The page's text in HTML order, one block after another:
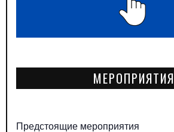
МЕРОПРИЯТИЯ
Предстоящие мероприятия